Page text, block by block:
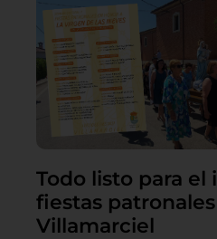
Todo listo para el
fiestas
Villamarciel